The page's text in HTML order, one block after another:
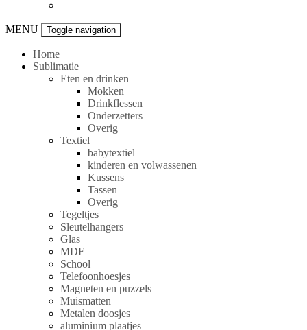
MENU Toggle navigation
Home
Sublimatie
Eten en drinken
Mokken
Drinkflessen
Onderzetters
Overig
Textiel
babytextiel
kinderen en volwassenen
Kussens
Tassen
Overig
Tegeltjes
Sleutelhangers
Glas
MDF
School
Telefoonhoesjes
Magneten en puzzels
Muismatten
Metalen doosjes
aluminium plaatjes